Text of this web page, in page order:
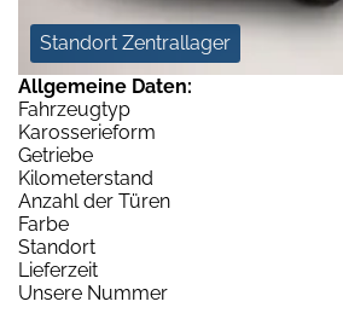
Standort Zentrallager
Allgemeine Daten:
Fahrzeugtyp
Karosserieform
Getriebe
Kilometerstand
Anzahl der Türen
Farbe
Standort
Lieferzeit
Unsere Nummer